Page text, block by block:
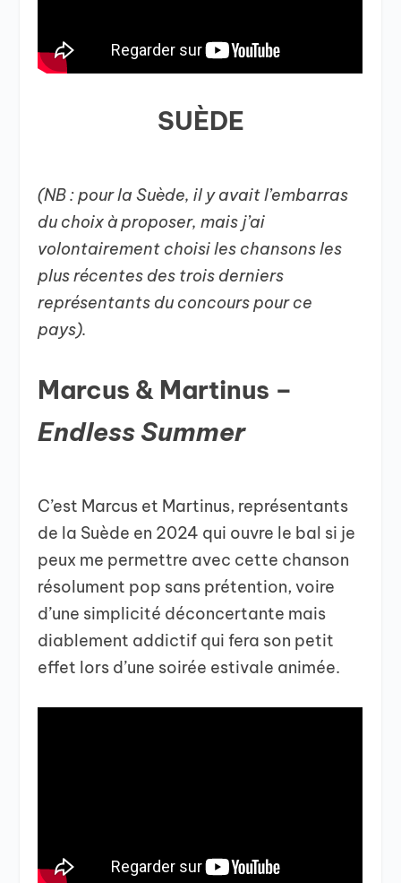
SUÈDE
(NB : pour la Suède, il y avait l’embarras
du choix à proposer, mais j’ai
volontairement choisi les chansons les
plus récentes des trois derniers
représentants du concours pour ce
pays).
Marcus & Martinus –
Endless Summer
C’est Marcus et Martinus, représentants
de la Suède en 2024 qui ouvre le bal si je
peux me permettre avec cette chanson
résolument pop sans prétention, voire
d’une simplicité déconcertante mais
diablement addictif qui fera son petit
effet lors d’une soirée estivale animée.